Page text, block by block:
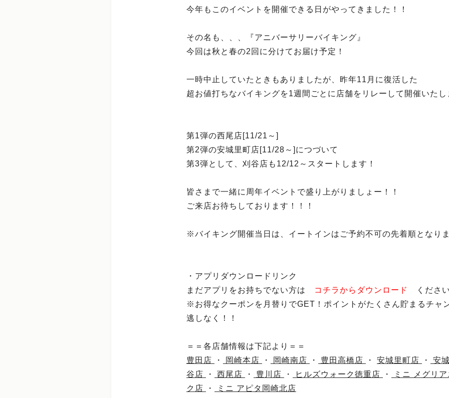
今年もこのイベントを開催できる日がやってきました！！
その名も、、、『アニバーサリーバイキング』
今回は秋と春の2回に分けてお届け予定！
一時中止していたときもありましたが、昨年11月に復活した
超お値打ちなバイキングを1週間ごとに店舗をリレーして開催いたし
第1弾の西尾店[11/21～]
第2弾の安城里町店[11/28～]につづいて
第3弾として、刈谷店も12/12～スタートします！
皆さまで一緒に周年イベントで盛り上がりましょー！！
ご来店お待ちしております！！！
※バイキング開催当日は、イートインはご予約不可の先着順となり
・アプリダウンロードリンク
まだアプリをお持ちでない方は
コチラからダウンロード
くださ
※お得なクーポンを月替りでGET！ポイントがたくさん貯まるチャ
逃しなく！！
＝＝各店舗情報は下記より＝＝
豊田店
・ 岡崎本店 ・ 岡崎南店 ・ 豊田高橋店 ・ 安城里町店 ・
安
谷店
・ 西尾店 ・ 豊川店 ・ ヒルズウォーク徳重店 ・
ミニ メグリ
ク店
・ ミニ アピタ岡崎北店